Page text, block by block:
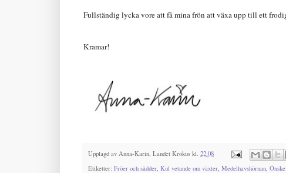
Fullständig lycka vore att få mina frön att växa upp till ett
Kramar!
Upplagd av Anna-Karin, Landet Krokus kl. 22:08
Etiketter: Fröer och sådder, Kul vetande om växter, Medelhavshörnan,